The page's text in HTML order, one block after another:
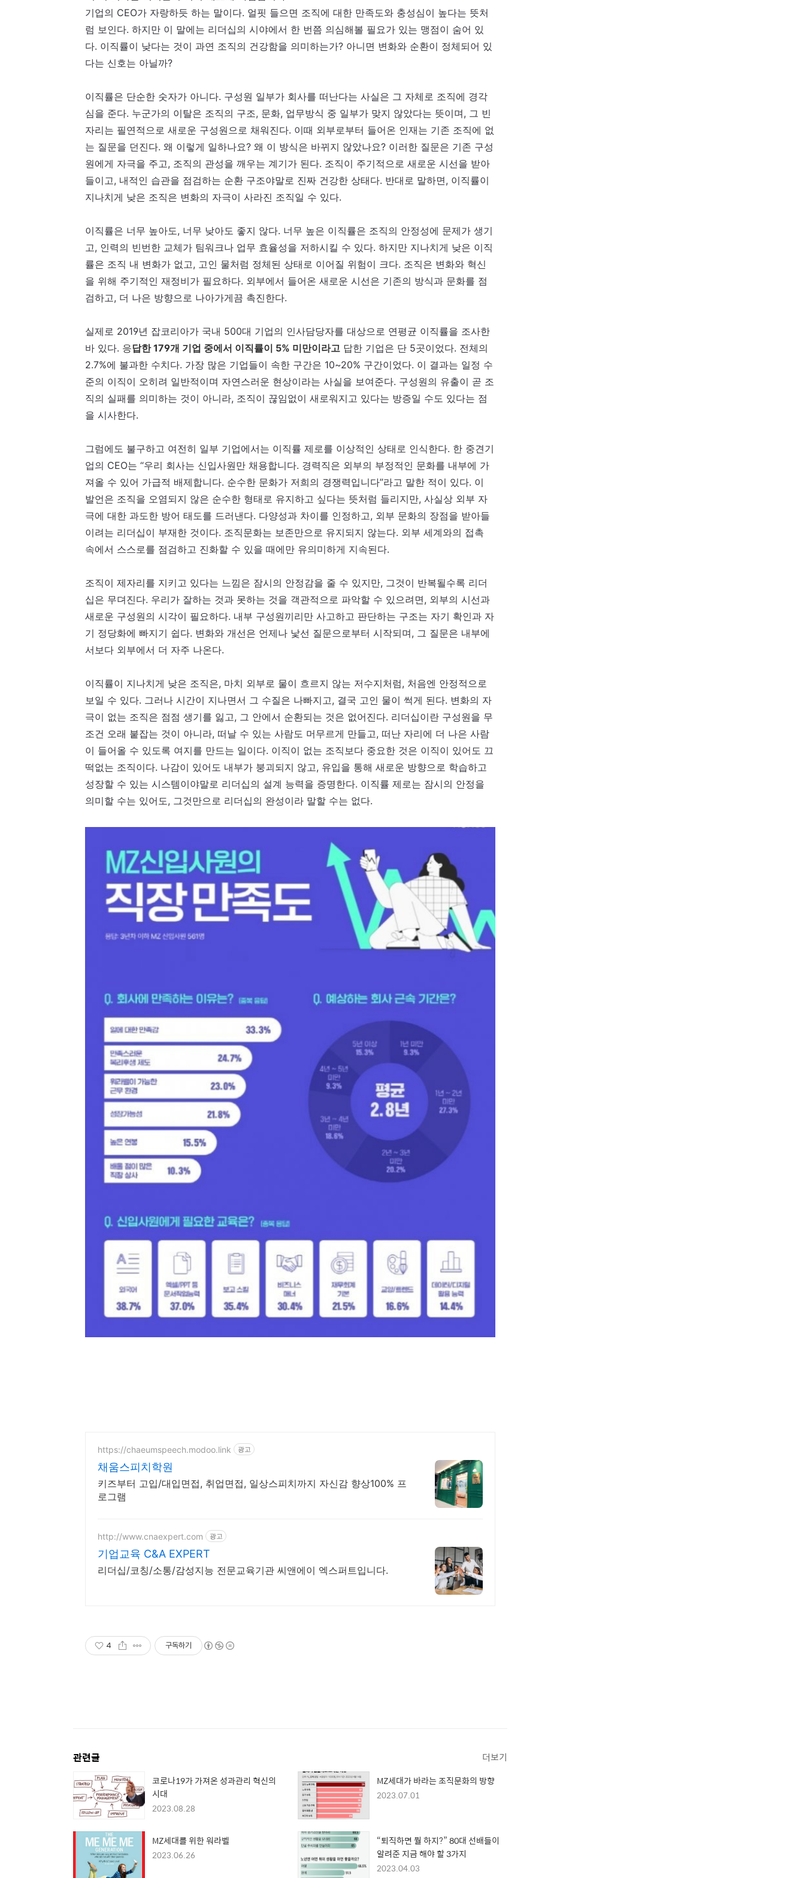
기업의 CEO가 자랑하듯 하는 말이다. 얼핏 들으면 조직에 대한 만족도와 충성심이 높다는 뜻처
럼 보인다. 하지만 이 말에는 리더십의 시야에서 한 번쯤 의심해볼 필요가 있는 맹점이 숨어 있
다. 이직률이 낮다는 것이 과연 조직의 건강함을 의미하는가? 아니면 변화와 순환이 정체되어 있
다는 신호는 아닐까?
이직률은 단순한 숫자가 아니다. 구성원 일부가 회사를 떠난다는 사실은 그 자체로 조직에 경각
심을 준다. 누군가의 이탈은 조직의 구조, 문화, 업무방식 중 일부가 맞지 않았다는 뜻이며, 그 빈
자리는 필연적으로 새로운 구성원으로 채워진다. 이때 외부로부터 들어온 인재는 기존 조직에 없
는 질문을 던진다. 왜 이렇게 일하나요? 왜 이 방식은 바뀌지 않았나요? 이러한 질문은 기존 구성
원에게 자극을 주고, 조직의 관성을 깨우는 계기가 된다. 조직이 주기적으로 새로운 시선을 받아
들이고, 내적인 습관을 점검하는 순환 구조야말로 진짜 건강한 상태다. 반대로 말하면, 이직률이
지나치게 낮은 조직은 변화의 자극이 사라진 조직일 수 있다.
이직률은 너무 높아도, 너무 낮아도 좋지 않다. 너무 높은 이직률은 조직의 안정성에 문제가 생기
고, 인력의 빈번한 교체가 팀워크나 업무 효율성을 저하시킬 수 있다. 하지만 지나치게 낮은 이직
률은 조직 내 변화가 없고, 고인 물처럼 정체된 상태로 이어질 위험이 크다. 조직은 변화와 혁신
을 위해 주기적인 재정비가 필요하다. 외부에서 들어온 새로운 시선은 기존의 방식과 문화를 점
검하고, 더 나은 방향으로 나아가게끔 촉진한다.
실제로 2019년 잡코리아가 국내 500대 기업의 인사담당자를 대상으로 연평균 이직률을 조사한
바 있다. 응답한 179개 기업 중에서 이직률이 5% 미만이라고 답한 기업은 단 5곳이었다. 전체의
2.7%에 불과한 수치다. 가장 많은 기업들이 속한 구간은 10~20% 구간이었다. 이 결과는 일정 수
준의 이직이 오히려 일반적이며 자연스러운 현상이라는 사실을 보여준다. 구성원의 유출이 곧 조
직의 실패를 의미하는 것이 아니라, 조직이 끊임없이 새로워지고 있다는 방증일 수도 있다는 점
을 시사한다.
그럼에도 불구하고 여전히 일부 기업에서는 이직률 제로를 이상적인 상태로 인식한다. 한 중견기
업의 CEO는 “우리 회사는 신입사원만 채용합니다. 경력직은 외부의 부정적인 문화를 내부에 가
져올 수 있어 가급적 배제합니다. 순수한 문화가 저희의 경쟁력입니다”라고 말한 적이 있다. 이
발언은 조직을 오염되지 않은 순수한 형태로 유지하고 싶다는 뜻처럼 들리지만, 사실상 외부 자
극에 대한 과도한 방어 태도를 드러낸다. 다양성과 차이를 인정하고, 외부 문화의 장점을 받아들
이려는 리더십이 부재한 것이다. 조직문화는 보존만으로 유지되지 않는다. 외부 세계와의 접촉
속에서 스스로를 점검하고 진화할 수 있을 때에만 유의미하게 지속된다.
조직이 제자리를 지키고 있다는 느낌은 잠시의 안정감을 줄 수 있지만, 그것이 반복될수록 리더
십은 무뎌진다. 우리가 잘하는 것과 못하는 것을 객관적으로 파악할 수 있으려면, 외부의 시선과
새로운 구성원의 시각이 필요하다. 내부 구성원끼리만 사고하고 판단하는 구조는 자기 확인과 자
기 정당화에 빠지기 쉽다. 변화와 개선은 언제나 낯선 질문으로부터 시작되며, 그 질문은 내부에
서보다 외부에서 더 자주 나온다.
이직률이 지나치게 낮은 조직은, 마치 외부로 물이 흐르지 않는 저수지처럼, 처음엔 안정적으로
보일 수 있다. 그러나 시간이 지나면서 그 수질은 나빠지고, 결국 고인 물이 썩게 된다. 변화의 자
극이 없는 조직은 점점 생기를 잃고, 그 안에서 순환되는 것은 없어진다. 리더십이란 구성원을 무
조건 오래 붙잡는 것이 아니라, 떠날 수 있는 사람도 머무르게 만들고, 떠난 자리에 더 나은 사람
이 들어올 수 있도록 여지를 만드는 일이다. 이직이 없는 조직보다 중요한 것은 이직이 있어도 끄
떡없는 조직이다. 나감이 있어도 내부가 붕괴되지 않고, 유입을 통해 새로운 방향으로 학습하고
성장할 수 있는 시스템이야말로 리더십의 설계 능력을 증명한다. 이직률 제로는 잠시의 안정을
의미할 수는 있어도, 그것만으로 리더십의 완성이라 말할 수는 없다.
https://chaeumspeech.modoo.link 광고
채움스피치학원
키즈부터 고입/대입면접, 취업면접, 일상스피치까지 자신감 향상100% 프
로그램
http://www.cnaexpert.com 광고
기업교육 C&A EXPERT
리더십/코칭/소통/감성지능 전문교육기관 씨앤에이 엑스퍼트입니다.
4 구독하기
관련글 더보기
코로나19가 가져온 성과관리 혁신의
시대
2023.08.28
MZ세대가 바라는 조직문화의 방향
2023.07.01
MZ세대를 위한 워라벨
2023.06.26
“퇴직하면 뭘 하지?” 80대 선배들이
알려준 지금 해야 할 3가지
2023.04.03